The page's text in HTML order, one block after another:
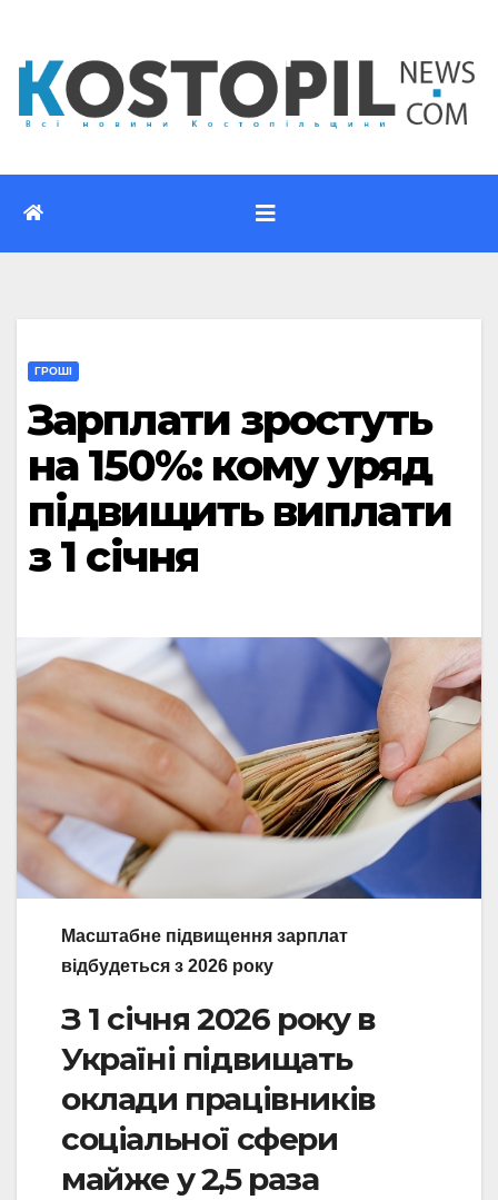
вмісту
ГРОШІ
Зарплати зростуть
на 150%: кому уряд
підвищить виплати
з 1 січня
Масштабне підвищення зарплат
відбудеться з 2026 року
З 1 січня 2026 року в
Україні підвищать
оклади працівників
соціальної сфери
майже у 2,5 раза